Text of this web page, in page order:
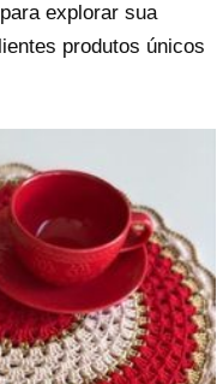
explorar sua
produtos únicos